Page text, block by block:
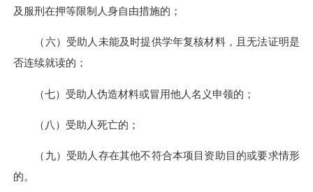
及服刑在押等限制人身自由措施的；
（六）受助人未能及时提供学年复核材料，且无法证明是
否连续就读的；
（七）受助人伪造材料或冒用他人名义申领的；
（八）受助人死亡的；
（九）受助人存在其他不符合本项目资助目的或要求情形
的。